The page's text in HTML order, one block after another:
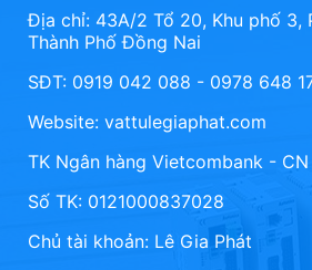
Địa chỉ: 43A/2 Tổ 20, Khu phố 3,
Thành Phố Đồng Nai
SĐT: 0919 042 088 - 0978 648
Website: vattulegiaphat.com
TK Ngân hàng Vietcombank -
Số TK: 0121000837028
Chủ tài khoản: Lê Gia Phát